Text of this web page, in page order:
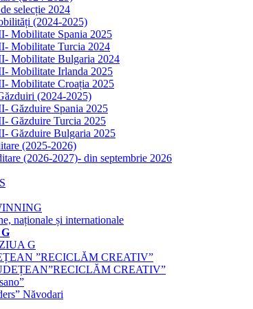
selecție 2024
(2024-2025)
Mobilitate Spania 2025
Mobilitate Turcia 2024
Mobilitate Bulgaria 2024
Mobilitate Irlanda 2025
Mobilitate Croația 2025
(2024-2025)
Găzduire Spania 2025
Găzduire Turcia 2025
Găzduire Bulgaria 2025
(2025-2026)
(2026-2027)- din septembrie 2026
naționale și internationale
G
”RECICLĂM CREATIV”
CREATIV”
Năvodari